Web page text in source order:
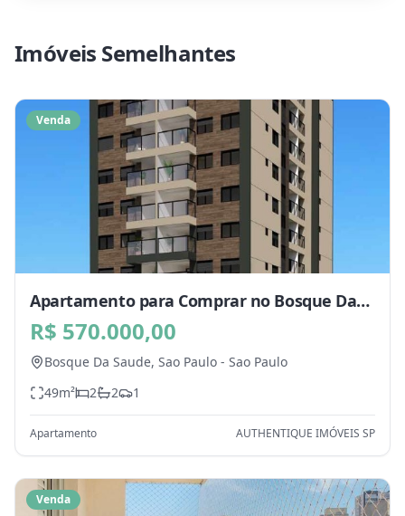
Imóveis Semelhantes
Venda
Apartamento para Comprar no Bosque Da
Saude, Sao Paulo - SP
R$ 570.000,00
Bosque Da Saude, Sao Paulo - Sao Paulo
49m² 2 2 1
Apartamento AUTHENTIQUE IMÓVEIS SP
Venda